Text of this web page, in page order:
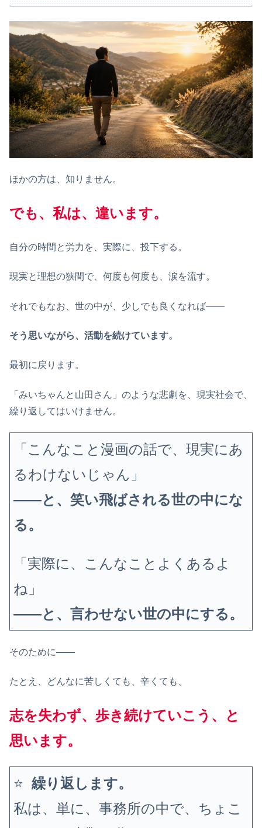
ほかの方は、知りません。
でも、私は、違います。
自分の時間と労力を、実際に、投下する。
現実と理想の狭間で、何度も何度も、涙を流す。
それでもなお、世の中が、少しでも良くなれば——
そう思いながら、活動を続けています。
最初に戻ります。
「みいちゃんと山田さん」のような悲劇を、現実社会で、
繰り返してはいけません。
「こんなこと漫画の話で、現実にあ
るわけないじゃん」
——と、笑い飛ばされる世の中にな
る。
「実際に、こんなことよくあるよ
ね」
——と、言わせない世の中にする。
そのために——
たとえ、どんなに苦しくても、辛くても、
志を失わず、歩き続けていこう、と
思います。
⭐繰り返します。
私は、単に、事務所の中で、 ちょこ